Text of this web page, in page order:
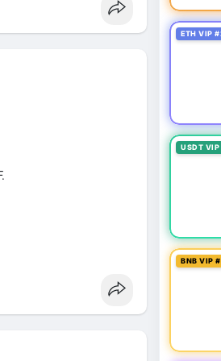
khung mới nghiêm
các vụ án hình sự và
cản pháp lý.
ETH VIP
USDT
BNB VIP